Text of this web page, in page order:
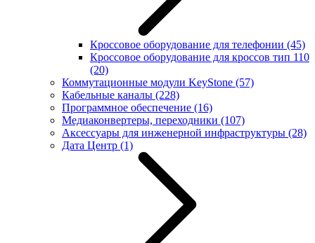
Кроссовое оборудование для телефонии (45)
Кроссовое оборудование для кроссов тип 110
(20)
Коммутационные модули KeyStone (57)
Кабельные каналы (228)
Программное обеспечение (16)
Медиаконвертеры, переходники (107)
Аксессуары для инженерной инфраструктуры (28)
Дата Центр (1)